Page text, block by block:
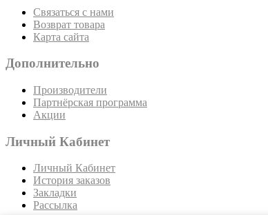
Связаться с нами
Возврат товара
Карта сайта
Дополнительно
Производители
Партнёрская программа
Акции
Личный Кабинет
Личный Кабинет
История заказов
Закладки
Рассылка